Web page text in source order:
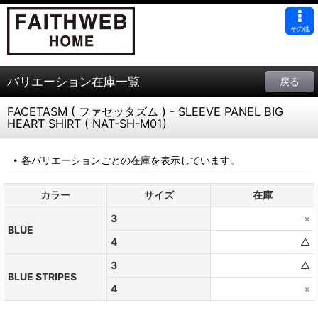
その他
バリエーション在庫一覧 戻る
FACETASM ( ファセッタズム ) - SLEEVE PANEL BIG
HEART SHIRT ( NAT-SH-M01)
各バリエーションごとの在庫を表示しています。
カラー サイズ 在庫
BLUE
3
×
4
△
BLUE STRIPES
3
△
4
×